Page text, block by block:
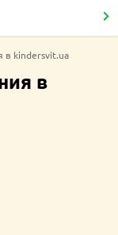
в kindersvit.ua
в